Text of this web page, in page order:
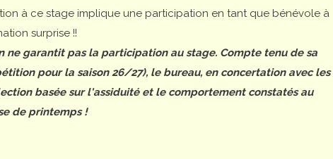
à ce stage implique une participation en tant que bénévole à
surprise !!
ne garantit pas la participation au stage. Compte tenu de sa
pour la saison 26/27), le bureau, en concertation avec les
basée sur l'assiduité et le comportement constatés au
de printemps !